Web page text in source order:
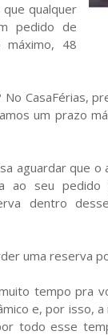
qualquer
pedido de
48
CasaFérias,
um prazo
aguardar que
ao seu
dentro
uma reserva
tempo pra
e, por isso,
todo esse